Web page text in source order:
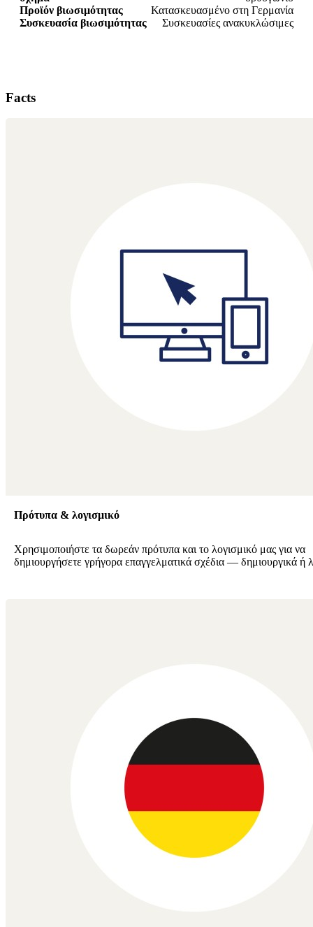
Προϊόν βιωσιμότητας
Κατασκευασμένο στη Γερμανία
Συσκευασία βιωσιμότητας
Συσκευασίες ανακυκλώσιμες
Facts
Πρότυπα & λογισμικό
Χρησιμοποιήστε τα δωρεάν πρότυπα και το λογισμικό μας για να
δημιουργήσετε γρήγορα επαγγελματικά σχέδια — δημιουργικά ή